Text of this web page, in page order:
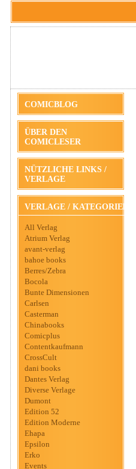
COMICBLOG
ÜBER DEN
COMICLESER
NÜTZLICHE LINKS /
VERLAGE
VERLAGE / KATEGORIEN
All Verlag
Atrium Verlag
avant-verlag
bahoe books
Berres/Zebra
Bocola
Bunte Dimensionen
Carlsen
Casterman
Chinabooks
Comicplus
Contentkaufmann
CrossCult
dani books
Dantes Verlag
Diverse Verlage
Dumont
Edition 52
Edition Moderne
Ehapa
Epsilon
Erko
Events